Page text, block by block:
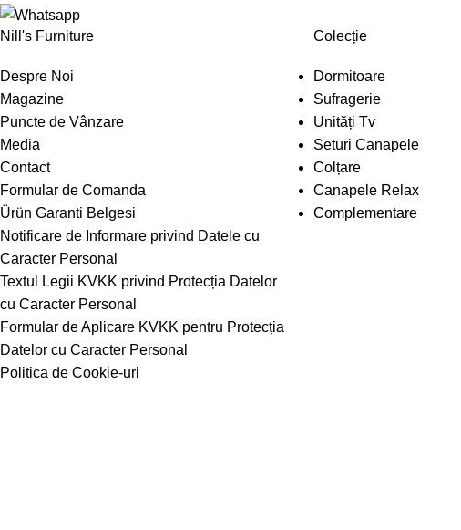
Nill's Furniture
Despre Noi
Magazine
Puncte de Vânzare
Media
Contact
Formular de Comanda
Ürün Garanti Belgesi
Notificare de Informare privind Datele cu
Caracter Personal
Textul Legii KVKK privind Protecția Datelor
cu Caracter Personal
Formular de Aplicare KVKK pentru Protecția
Datelor cu Caracter Personal
Politica de Cookie-uri
Colecție
Dormitoare
Sufragerie
Unități Tv
Seturi Canapele
Colțare
Canapele Relax
Complementare